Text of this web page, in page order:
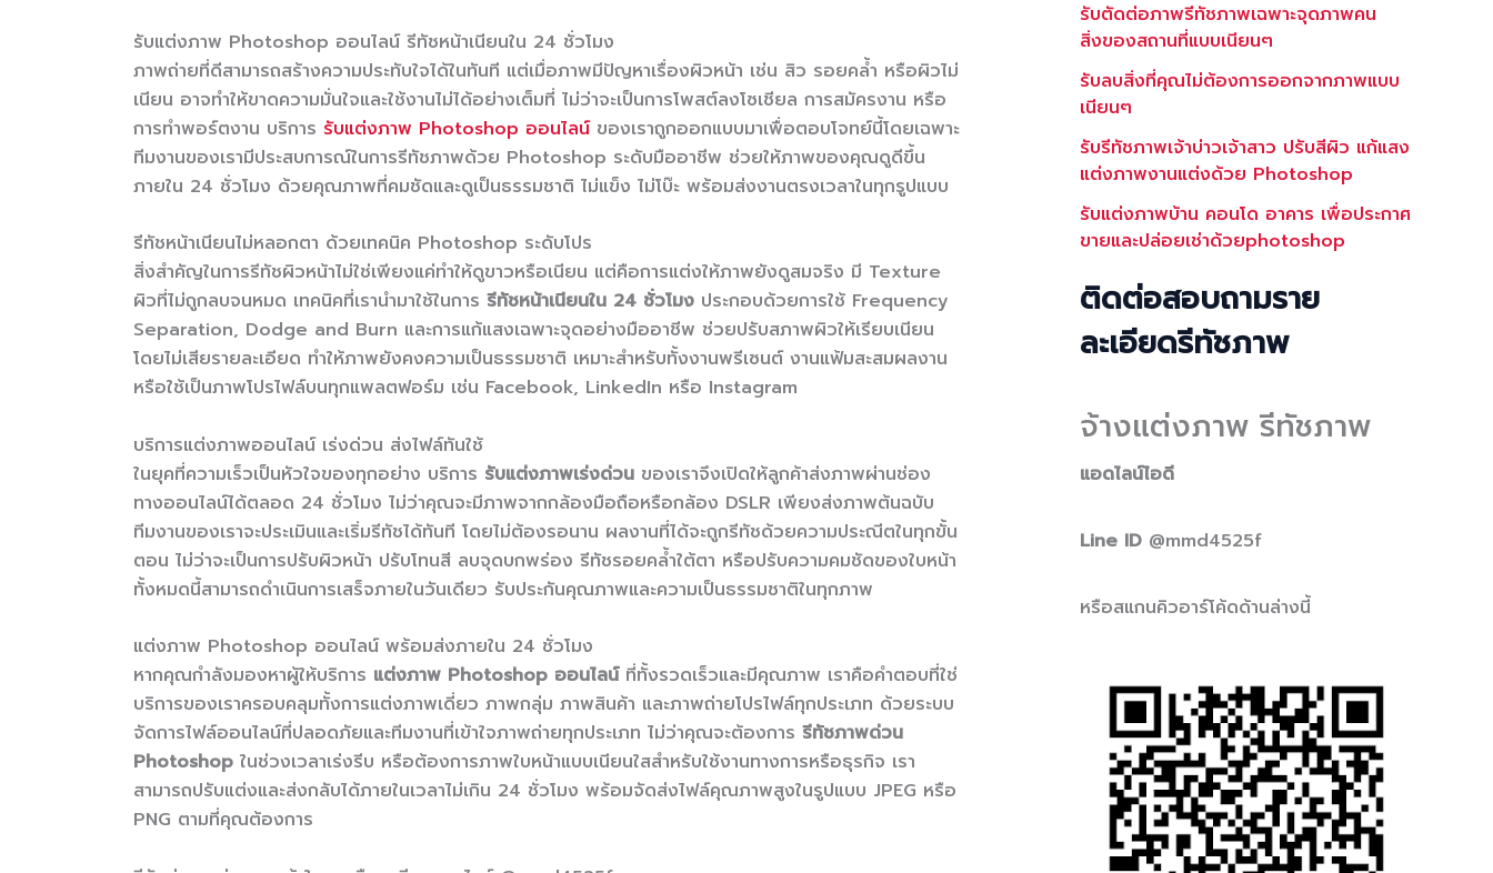
รับแต่งภาพ Photoshop ออนไลน์ รีทัชหน้าเนียนใน 24 ชั่วโมง
ภาพถ่ายที่ดีสามารถสร้างความประทับใจได้ในทันที แต่เมื่อภาพมีปัญหาเรื่องผิวหน้า เช่น สิว รอยคล้ำ หรือผิวไม่
เนียน อาจทำให้ขาดความมั่นใจและใช้งานไม่ได้อย่างเต็มที่ ไม่ว่าจะเป็นการโพสต์ลงโซเชียล การสมัครงาน หรือ
การทำพอร์ตงาน บริการ รับแต่งภาพ Photoshop ออนไลน์ของเราถูกออกแบบมาเพื่อตอบโจทย์นี้โดยเฉพาะ
ทีมงานของเรามีประสบการณ์ในการรีทัชภาพด้วย Photoshop ระดับมืออาชีพ ช่วยให้ภาพของคุณดูดีขึ้น
ภายใน 24 ชั่วโมง ด้วยคุณภาพที่คมชัดและดูเป็นธรรมชาติ ไม่แข็ง ไม่โบ๊ะ พร้อมส่งงานตรงเวลาในทุกรูปแบบ
รีทัชหน้าเนียนไม่หลอกตา ด้วยเทคนิค Photoshop ระดับโปร
สิ่งสำคัญในการรีทัชผิวหน้าไม่ใช่เพียงแค่ทำให้ดูขาวหรือเนียน แต่คือการแต่งให้ภาพยังดูสมจริง มี Texture
ผิวที่ไม่ถูกลบจนหมด เทคนิคที่เรานำมาใช้ในการ รีทัชหน้าเนียนใน 24 ชั่วโมง ประกอบด้วยการใช้ Frequency
Separation, Dodge and Burn และการแก้แสงเฉพาะจุดอย่างมืออาชีพ ช่วยปรับสภาพผิวให้เรียบเนียน
โดยไม่เสียรายละเอียด ทำให้ภาพยังคงความเป็นธรรมชาติ เหมาะสำหรับทั้งงานพรีเซนต์ งานแฟ้มสะสมผลงาน
หรือใช้เป็นภาพโปรไฟล์บนทุกแพลตฟอร์ม เช่น Facebook, LinkedIn หรือ Instagram
บริการแต่งภาพออนไลน์ เร่งด่วน ส่งไฟล์ทันใช้
ในยุคที่ความเร็วเป็นหัวใจของทุกอย่าง บริการ รับแต่งภาพเร่งด่วน ของเราจึงเปิดให้ลูกค้าส่งภาพผ่านช่อง
ทางออนไลน์ได้ตลอด 24 ชั่วโมง ไม่ว่าคุณจะมีภาพจากกล้องมือถือหรือกล้อง DSLR เพียงส่งภาพต้นฉบับ
ทีมงานของเราจะประเมินและเริ่มรีทัชได้ทันที โดยไม่ต้องรอนาน ผลงานที่ได้จะถูกรีทัชด้วยความประณีตในทุกขั้น
ตอน ไม่ว่าจะเป็นการปรับผิวหน้า ปรับโทนสี ลบจุดบกพร่อง รีทัชรอยคล้ำใต้ตา หรือปรับความคมชัดของใบหน้า
ทั้งหมดนี้สามารถดำเนินการเสร็จภายในวันเดียว รับประกันคุณภาพและความเป็นธรรมชาติในทุกภาพ
แต่งภาพ Photoshop ออนไลน์ พร้อมส่งภายใน 24 ชั่วโมง
หากคุณกำลังมองหาผู้ให้บริการ แต่งภาพ Photoshop ออนไลน์ที่ทั้งรวดเร็วและมีคุณภาพ เราคือคำตอบที่ใช่
บริการของเราครอบคลุมทั้งการแต่งภาพเดี่ยว ภาพกลุ่ม ภาพสินค้า และภาพถ่ายโปรไฟล์ทุกประเภท ด้วยระบบ
จัดการไฟล์ออนไลน์ที่ปลอดภัยและทีมงานที่เข้าใจภาพถ่ายทุกประเภท ไม่ว่าคุณจะต้องการ รีทัชภาพด่วน
Photoshop ในช่วงเวลาเร่งรีบ หรือต้องการภาพใบหน้าแบบเนียนใสสำหรับใช้งานทางการหรือธุรกิจ เรา
สามารถปรับแต่งและส่งกลับได้ภายในเวลาไม่เกิน 24 ชั่วโมง พร้อมจัดส่งไฟล์คุณภาพสูงในรูปแบบ JPEG หรือ
PNG ตามที่คุณต้องการ
รับตัดต่อภาพรีทัชภาพเฉพาะจุดภาพคน
สิ่งของสถานที่แบบเนียนๆ
รับลบสิ่งที่คุณไม่ต้องการออกจากภาพแบบ
เนียนๆ
รับรีทัชภาพเจ้าบ่าวเจ้าสาว ปรับสีผิว แก้แสง
แต่งภาพงานแต่งด้วย Photoshop
รับแต่งภาพบ้าน คอนโด อาคาร เพื่อประกาศ
ขายและปล่อยเช่าด้วยphotoshop
ติดต่อสอบถามราย
ละเอียดรีทัชภาพ
จ้างแต่งภาพ รีทัชภาพ
แอดไลน์ไอดี
Line ID @mmd4525f
หรือสแกนคิวอาร์โค้ดด้านล่างนี้